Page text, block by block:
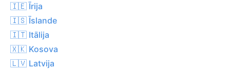
🇮🇪 Īrija
🇮🇸 Īslande
🇮🇹 Itālija
🇽🇰 Kosova
🇱🇻 Latvija